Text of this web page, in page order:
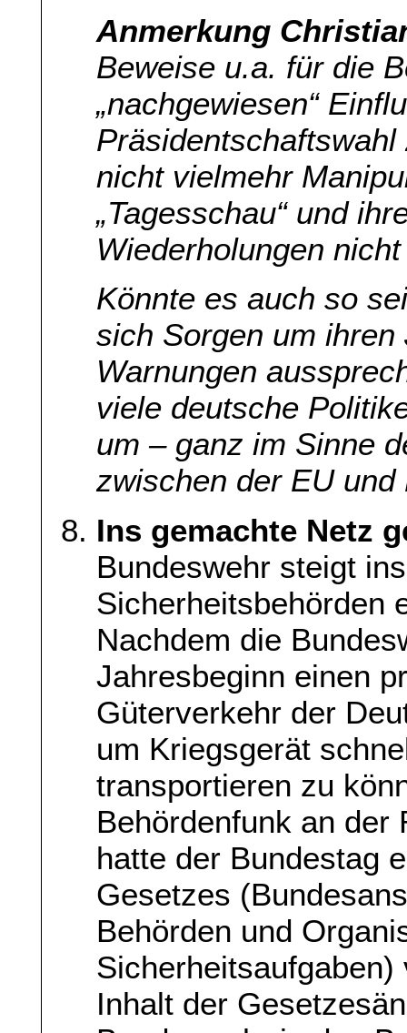
Anmerkung
Beweise u.a. für die
„nachgewiesen“
nicht vielmehr
„Tagesschau“ und
Wiederholungen
Könnte es auch so
sich Sorgen um
Warnungen
viele deutsche
um – ganz im Sinne
zwischen der EU
Ins gemachte Netz
Bundeswehr steigt
Sicherheitsbehörden
Nachdem die
Jahresbeginn einen
Güterverkehr der
um Kriegsgerät
transportieren zu
Behördenfunk an der
hatte der Bundestag
Gesetzes
Behörden und
Inhalt der